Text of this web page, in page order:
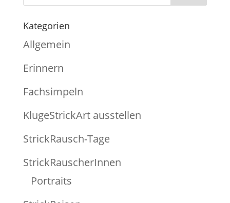
Kategorien
Allgemein
Erinnern
Fachsimpeln
KlugeStrickArt ausstellen
StrickRausch-Tage
StrickRauscherInnen
Portraits